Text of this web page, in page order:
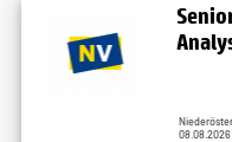
08.08.2026